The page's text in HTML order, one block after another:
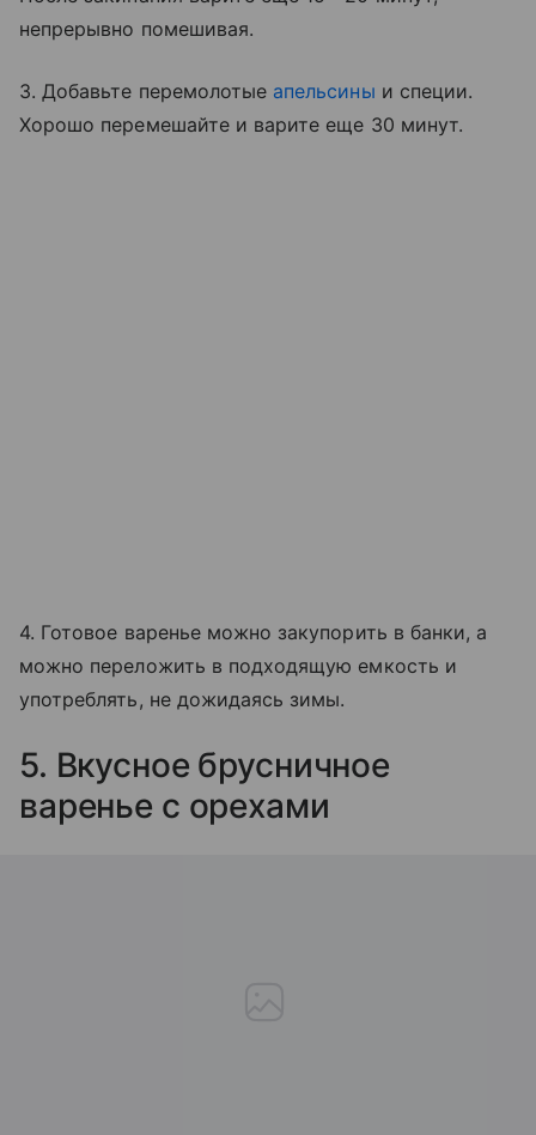
непрерывно помешивая.
3. Добавьте перемолотые апельсины и специи.
Хорошо перемешайте и варите еще 30 минут.
4. Готовое варенье можно закупорить в банки, а
можно переложить в подходящую емкость и
употреблять, не дожидаясь зимы.
5. Вкусное брусничное
варенье с орехами